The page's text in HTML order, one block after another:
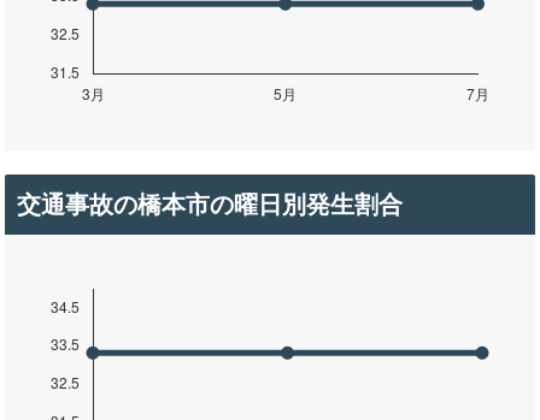
交通事故の橋本市の曜日別発生割合